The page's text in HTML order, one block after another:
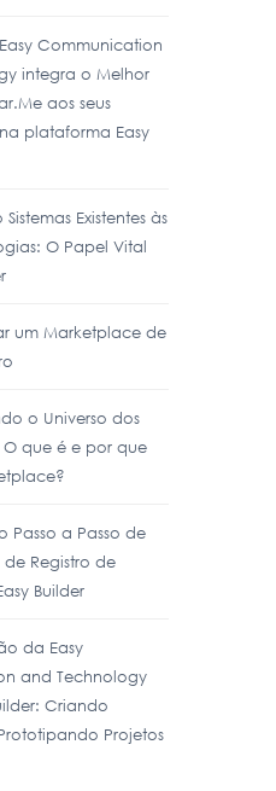
Communication
integra o Melhor
aos seus
plataforma Easy
Existentes às
O Papel Vital
um Marketplace de
o Universo dos
que é e por que
Passo a Passo de
Registro de
Builder
da Easy
and Technology
Criando
Projetos